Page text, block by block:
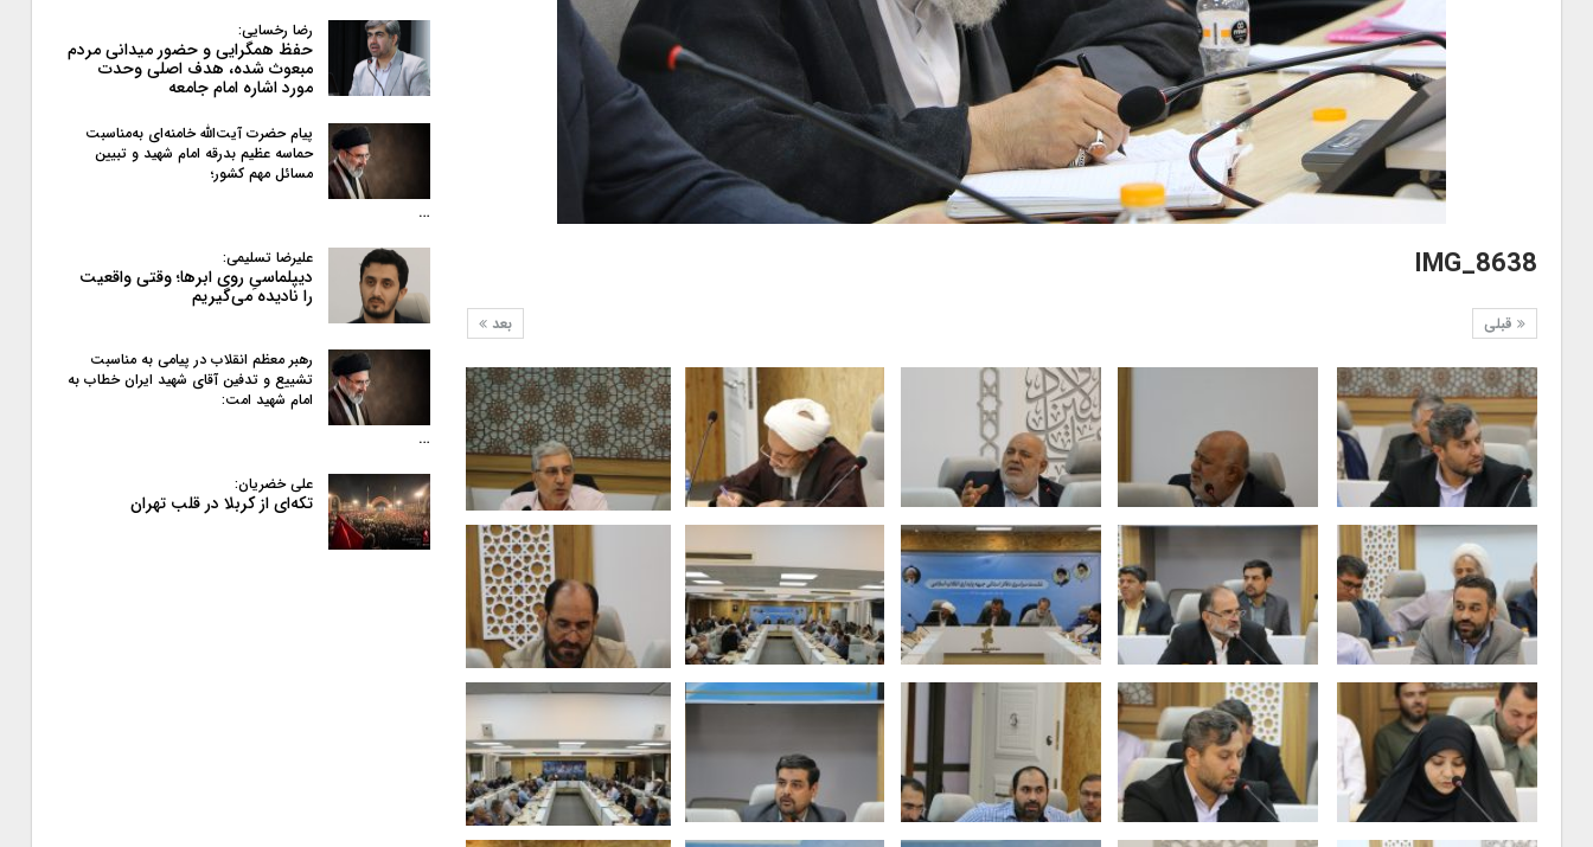
IMG_8638
بعد قبلی
رضا رخسایی:
حفظ همگرایی و حضور میدانی مردم
مبعوث شده، هدف اصلی وحدت
مورد اشاره امام جامعه
پیام حضرت آیت‌الله خامنه‌ای به‌مناسبت
حماسه عظیم بدرقه امام شهید و تبیین
مسائل مهم کشور؛
…
علیرضا تسلیمی:
دیپلماسیِ روی ابرها؛ وقتی واقعیت
را نادیده می‌گیریم
رهبر معظم انقلاب در پیامی به‌ مناسبت
تشییع و تدفین آقای شهید ایران خطاب به
امام شهید امت:
…
علی خضریان:
تکه‌ای از کربلا در قلب تهران